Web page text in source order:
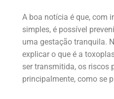
A boa notícia é que, com
simples, é possível
uma gestação tranquila.
explicar o que é a
ser transmitida, os riscos
principalmente, como se